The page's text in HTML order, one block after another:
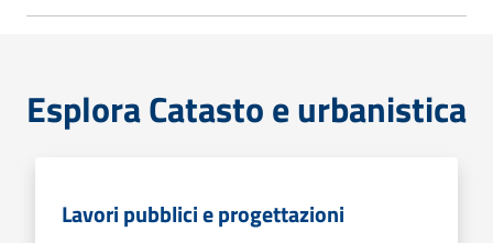
Esplora Catasto e urbanistica
Lavori pubblici e progettazioni